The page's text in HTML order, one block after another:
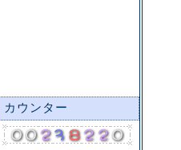
カウンター